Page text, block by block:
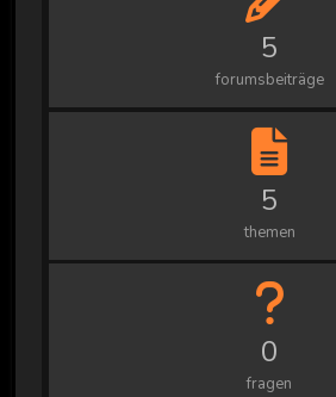
5
forumsbeiträge
5
themen
0
fragen